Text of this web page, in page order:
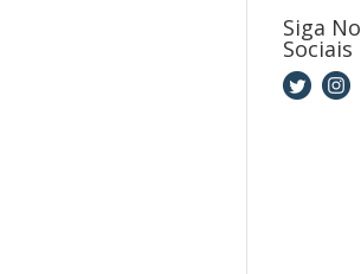
Siga
Sociais